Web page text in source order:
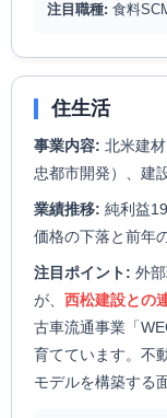
注目職種: 食料
住生活
事業内容: 北米建
忠都市開発）、建
業績推移: 純利益
価格の下落と前年
注目ポイント: 外
が、 西松建設との
古車流通事業「
育てています。不
モデルを構築する